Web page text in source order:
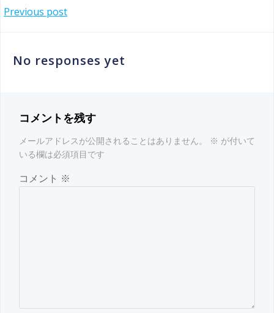
投
稿
ナ
ビ
ゲ
ー
シ
Previous post
No responses yet
コメントを残す
メールアドレスが公開されることはありません。 ※ が付いて
いる欄は必須項目です
コメント ※